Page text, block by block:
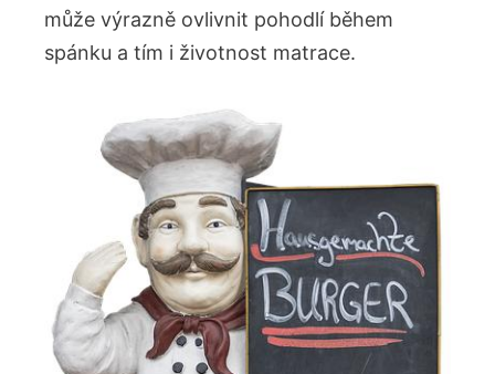
může výrazně ovlivnit ⁤pohodlí během
spánku a tím i životnost matrace.